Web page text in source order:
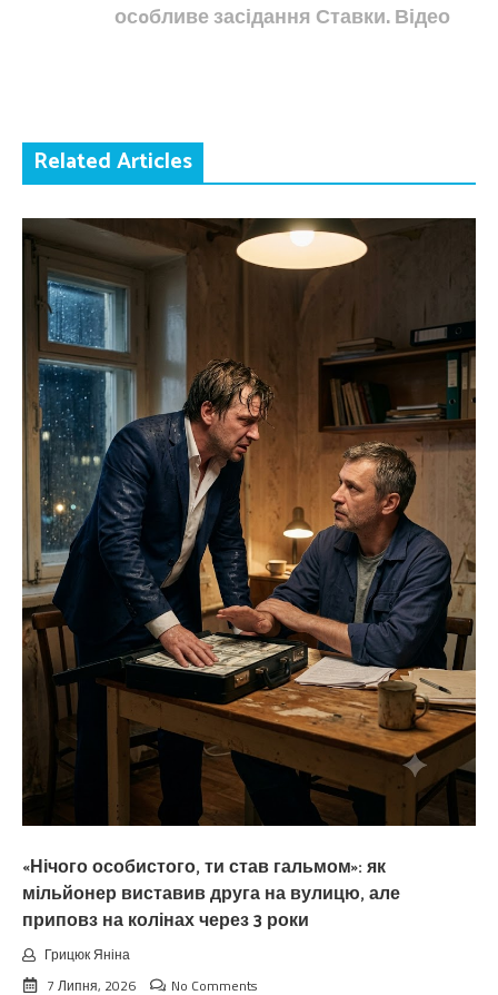
осoбливе засідання Ставки. Відео
Related Articles
«Нічого особистого, ти став гальмом»: як
мільйонер виставив друга на вулицю, але
приповз на колінах через 3 роки
Грицюк Яніна
7 Липня, 2026
No Comments